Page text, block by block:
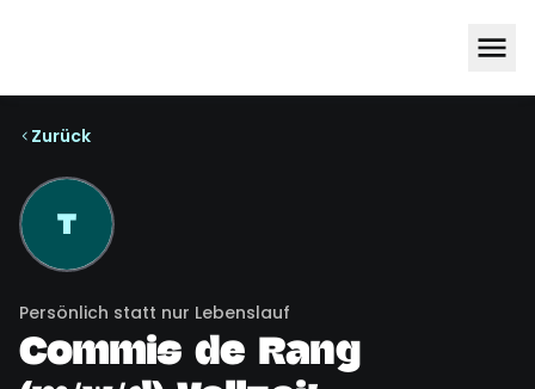
Zurück
T
Persönlich statt nur Lebenslauf
Commis de Rang